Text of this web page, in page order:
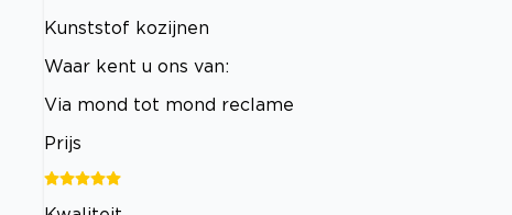
Kunststof kozijnen
Waar kent u ons van:
Via mond tot mond reclame
Prijs